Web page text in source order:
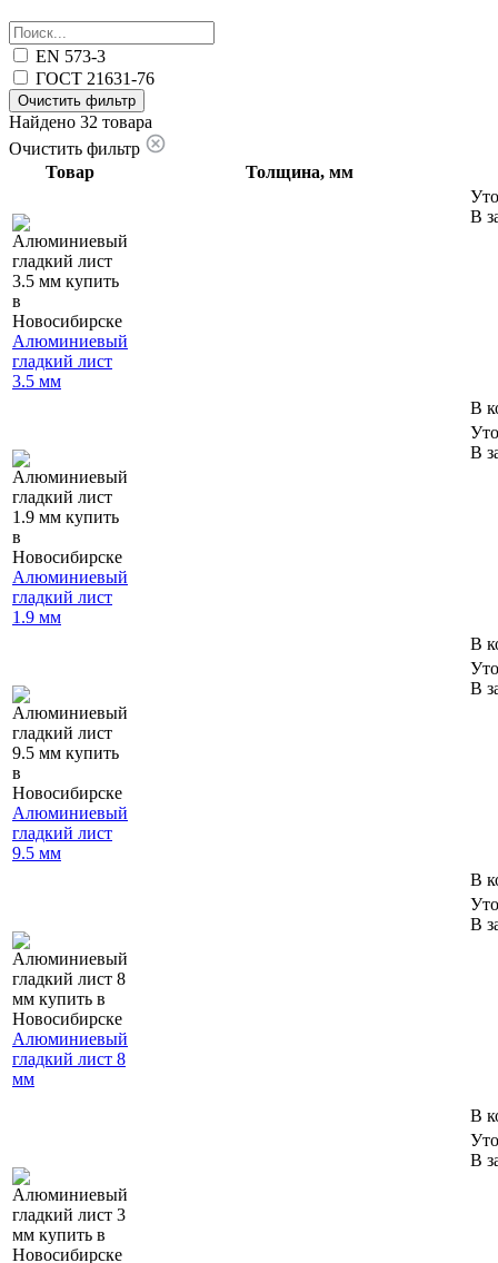
EN 573-3
ГОСТ 21631-76
Очистить фильтр
Найдено 32 товара
Очистить фильтр
Товар
Толщина, мм
Алюминиевый
гладкий лист
3.5 мм
В
В
Алюминиевый
гладкий лист
1.9 мм
В
В
Алюминиевый
гладкий лист
9.5 мм
В
В
Алюминиевый
гладкий лист 8
мм
В
В
В